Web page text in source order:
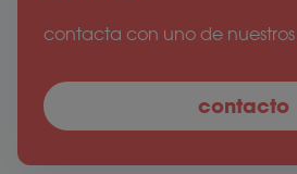
contacta con uno de nuestros
contacto